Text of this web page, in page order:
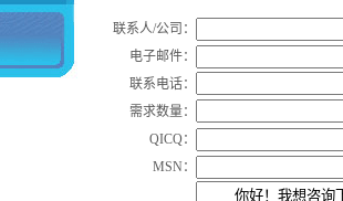
联系人/公司：
电子邮件：
联系电话：
需求数量：
QICQ：
MSN：